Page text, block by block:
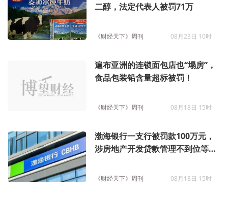
二醇，法定代表人被罚71万
《财经天下》周刊 08月23日 10时
遍布亚洲的连锁面包店也“塌房”，
食品包装铅含量超标被罚！
《财经天下》周刊 08月18日 15时
渤海银行一支行被罚款100万元，
涉房地产开发贷款管理不到位等问
《财经天下》周刊 08月18日 15时